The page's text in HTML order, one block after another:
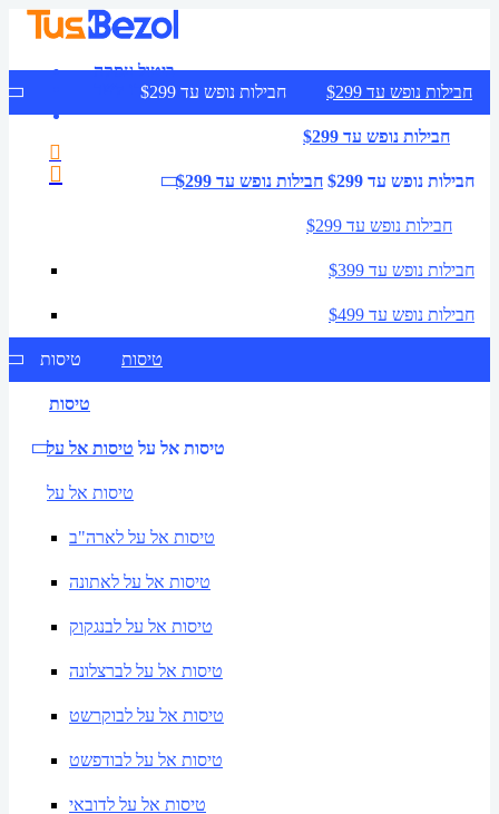
ביטול עסקה
צרו קשר
חבילות נופש עד $299 חבילות נופש עד $299
חבילות נופש עד $299
חבילות נופש עד $299 חבילות נופש עד $299
חבילות נופש עד $299
חבילות נופש עד $399
חבילות נופש עד $499
טיסות טיסות
טיסות
טיסות אל על טיסות אל על
טיסות אל על
טיסות אל על לארה"ב
טיסות אל על לאתונה
טיסות אל על לבנגקוק
טיסות אל על לברצלונה
טיסות אל על לבוקרשט
טיסות אל על לבודפשט
טיסות אל על לדובאי